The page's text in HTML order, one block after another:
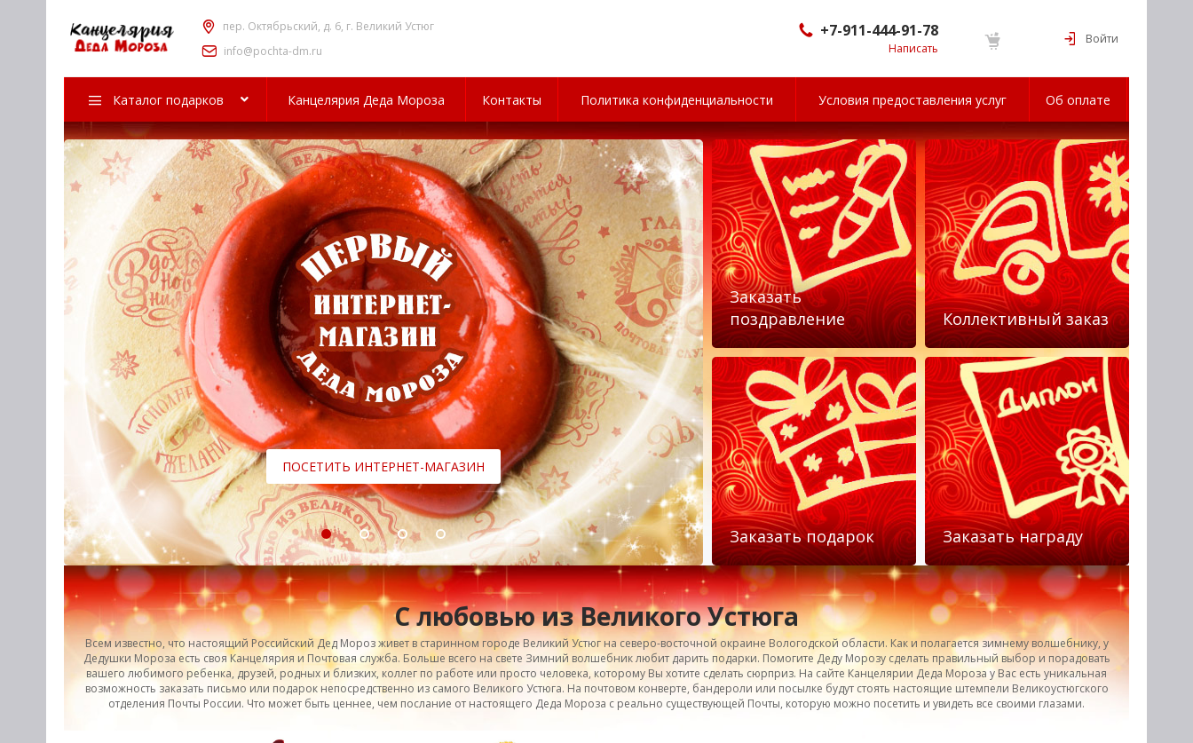
пер. Октябрьский, д. 6, г. Великий Устюг
info@pochta-dm.ru
+7-911-444-91-78
Написать
Войти
Каталог подарков Канцелярия Деда Мороза Контакты Политика конфиденциальности Условия предоставления услуг Об оплате
ПОСЕТИТЬ ИНТЕРНЕТ-МАГАЗИН
НАШ АДРЕС: ВЕЛИКИЙ УСТЮГ !
Заказать
поздравление
Заказать подарок
Коллективный заказ
Заказать награду
С любовью из Великого Устюга
Всем известно, что настоящий Российский Дед Мороз живет в старинном городе Великий Устюг на северо-восточной окраине Вологодской области. Как и полагается зимнему волшебнику, у
Дедушки Мороза есть своя Канцелярия и Почтовая служба. Больше всего на свете Зимний волшебник любит дарить подарки. Помогите Деду Морозу сделать правильный выбор и порадовать
вашего любимого ребенка, друзей, родных и близких, коллег по работе или просто человека, которому Вы хотите сделать сюрприз. На сайте Канцелярии Деда Мороза у Вас есть уникальная
возможность заказать письмо или подарок непосредственно из самого Великого Устюга. На почтовом конверте, бандероли или посылке будут стоять настоящие штемпели Великоустюгского
отделения Почты России. Что может быть ценнее, чем послание от настоящего Деда Мороза с реально существующей Почты, которую можно посетить и увидеть все своими глазами.